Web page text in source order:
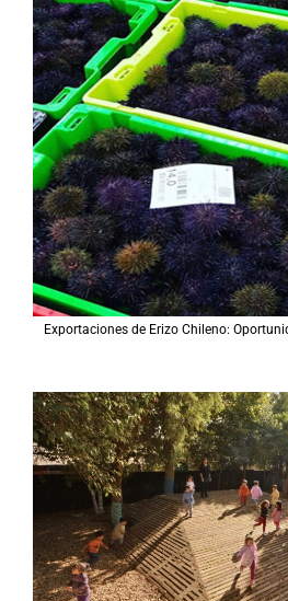
Exportaciones de Erizo Chileno: